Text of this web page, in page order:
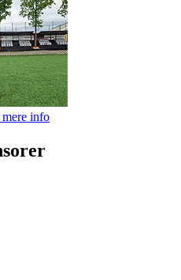
info